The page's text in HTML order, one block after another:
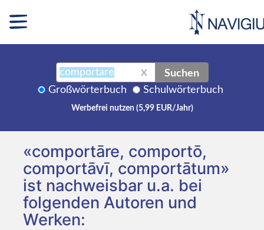
X Suchen
Großwörterbuch Schulwörterbuch
Werbefrei nutzen (5,99 EUR/Jahr)
«comportāre, comportō,
comportāvī, comportātum»
ist nachweisbar u.a. bei
folgenden Autoren und
Werken: